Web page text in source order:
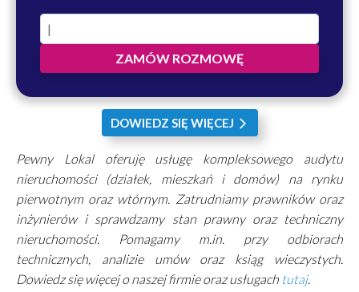
ZAMÓW ROZMOWĘ
DOWIEDZ SIĘ WIĘCEJ arrow_forward_ios
Pewny Lokal oferuję usługę kompleksowego audytu
nieruchomości (działek, mieszkań i domów) na rynku
pierwotnym oraz wtórnym. Zatrudniamy prawników oraz
inżynierów i sprawdzamy stan prawny oraz techniczny
nieruchomości. Pomagamy m.in. przy odbiorach
technicznych, analizie umów oraz ksiąg wieczystych.
Dowiedz się więcej o naszej firmie oraz usługach tutaj.